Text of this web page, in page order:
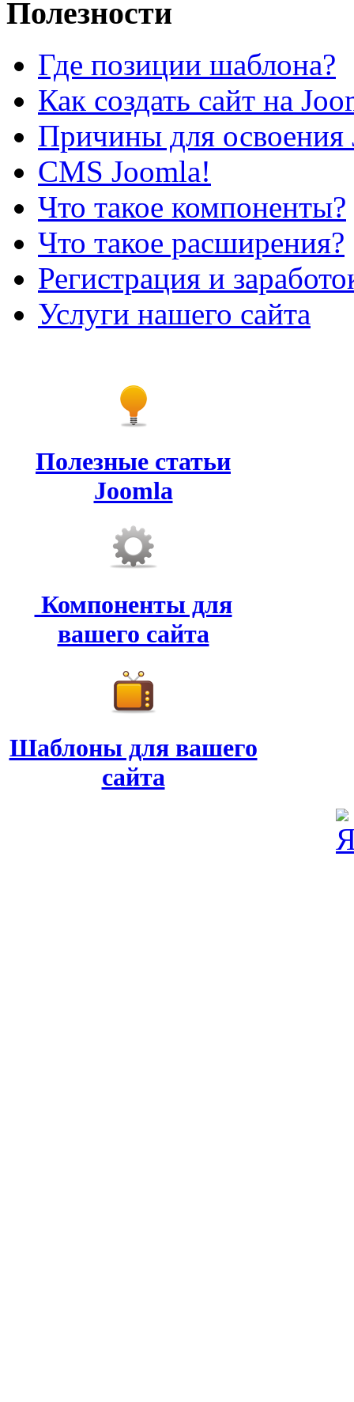
Полезности
Где позиции шаблона?
Как создать сайт на
Причины для освоения
CMS Joomla!
Что такое компоненты?
Что такое расширения?
Регистрация и
Услуги нашего сайта
Полезные статьи
Joomla
Компоненты для
вашего сайта
Шаблоны для вашего
сайта